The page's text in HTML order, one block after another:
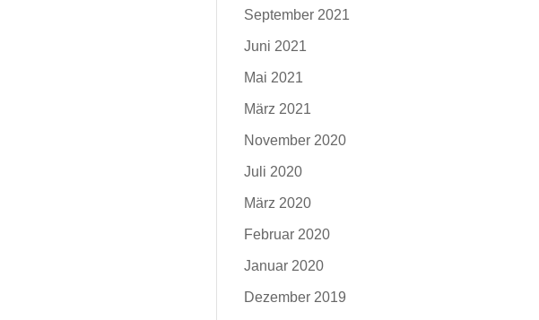
September 2021
Juni 2021
Mai 2021
März 2021
November 2020
Juli 2020
März 2020
Februar 2020
Januar 2020
Dezember 2019